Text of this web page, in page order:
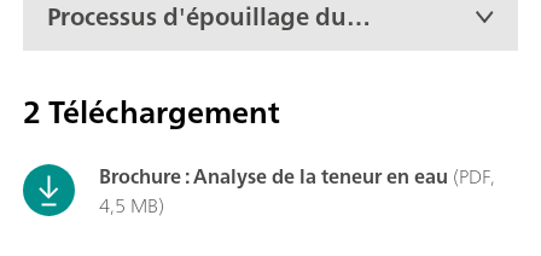
Processus d'épouillage du
poisson sur un bateau en
activité
2 Téléchargement
Brochure : Analyse de la teneur en eau (PDF,
4,5 MB)